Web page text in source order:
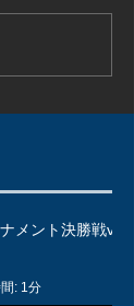
メント決勝戦vs
: 1分